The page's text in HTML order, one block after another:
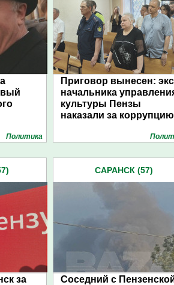
Политика
Приговор вынесен:
начальника
культуры Пензы
наказали за коррупцию
за
САРАНСК (57)
Соседний с